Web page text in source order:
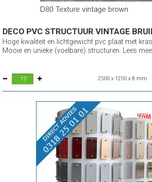
DECO PVC STRUCTUUR VINTAGE
Hoge kwaliteit en lichtgewicht pvc plaat met
Mooie en unieke (voelbare) structuren. Lees
2500 x 1250 x 8 mm